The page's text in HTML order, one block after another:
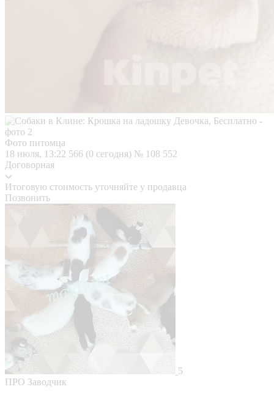
Фото питомца
18 июля, 13:22 566 (0 сегодня) № 108 552
Договорная
Итоговую стоимость уточняйте у продавца
Позвонить
5
ПРО Заводчик